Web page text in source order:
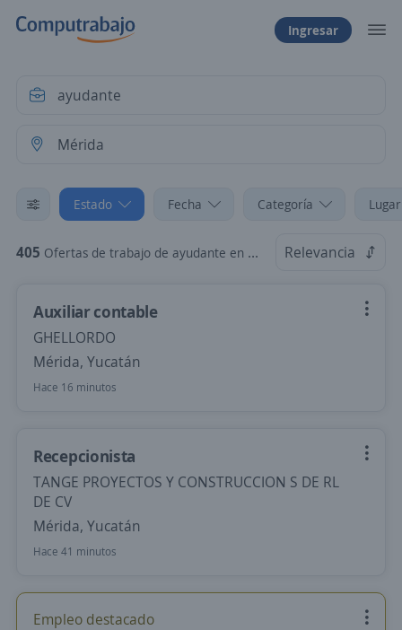
Ingresar
Estado Fecha Categoría
405 Ofertas de trabajo de ayudante en Mérida, Yucatán Relevancia
Auxiliar contable
GHELLORDO
Mérida, Yucatán
Hace 16 minutos
Recepcionista
TANGE PROYECTOS Y CONSTRUCCION S DE RL
DE CV
Mérida, Yucatán
Hace 41 minutos
Empleo destacado